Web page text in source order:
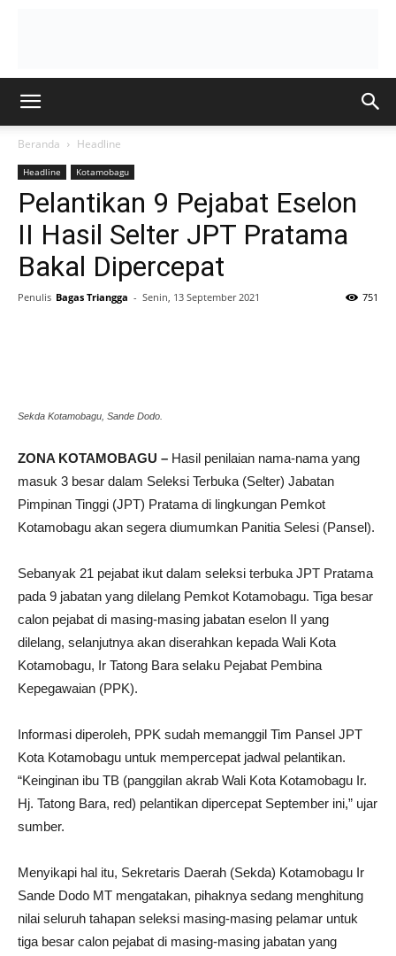
Beranda Headline
Headline Kotamobagu
Pelantikan 9 Pejabat Eselon
II Hasil Selter JPT Pratama
Bakal Dipercepat
Penulis Bagas Triangga - Senin, 13 September 2021 751
Sekda Kotamobagu, Sande Dodo.
ZONA KOTAMOBAGU – Hasil penilaian nama-nama yang
masuk 3 besar dalam Seleksi Terbuka (Selter) Jabatan
Pimpinan Tinggi (JPT) Pratama di lingkungan Pemkot
Kotamobagu akan segera diumumkan Panitia Selesi (Pansel).
Sebanyak 21 pejabat ikut dalam seleksi terbuka JPT Pratama
pada 9 jabatan yang dilelang Pemkot Kotamobagu. Tiga besar
calon pejabat di masing-masing jabatan eselon II yang
dilelang, selanjutnya akan diserahkan kepada Wali Kota
Kotamobagu, Ir Tatong Bara selaku Pejabat Pembina
Kepegawaian (PPK).
Informasi diperoleh, PPK sudah memanggil Tim Pansel JPT
Kota Kotamobagu untuk mempercepat jadwal pelantikan.
“Keinginan ibu TB (panggilan akrab Wali Kota Kotamobagu Ir.
Hj. Tatong Bara, red) pelantikan dipercepat September ini,” ujar
sumber.
Menyikapi hal itu, Sekretaris Daerah (Sekda) Kotamobagu Ir
Sande Dodo MT mengatakan, pihaknya sedang menghitung
nilai seluruh tahapan seleksi masing-masing pelamar untuk
tiga besar calon pejabat di masing-masing jabatan yang